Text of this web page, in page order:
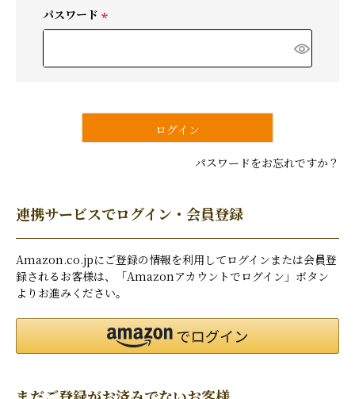
パスワード
須
ログイン
パスワードをお忘れですか？
連携サービスでログイン・会員登録
Amazon.co.jpにご登録の情報を利用してログインまたは会員登
録されるお客様は、「Amazonアカウントでログイン」ボタン
よりお進みください。